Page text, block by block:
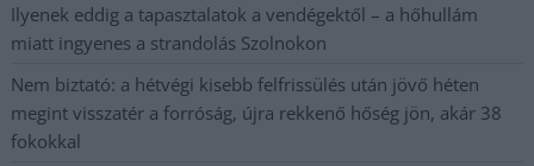
Ilyenek eddig a tapasztalatok a vendégektől – a hőhullám
miatt ingyenes a strandolás Szolnokon
Nem biztató: a hétvégi kisebb felfrissülés után jövő héten
megint visszatér a forróság, újra rekkenő hőség jön, akár 38
fokokkal